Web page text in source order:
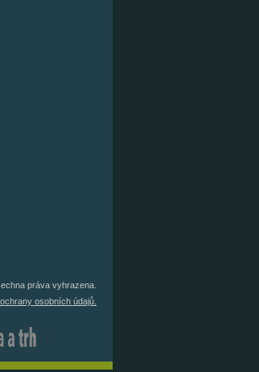
práva vyhrazena.
osobních údajů.